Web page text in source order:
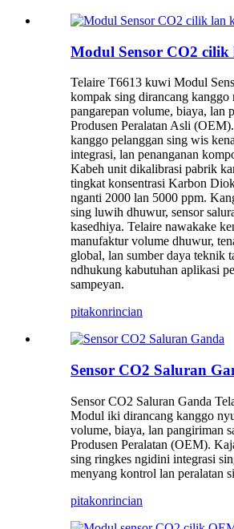
Modul Sensor CO2
Telaire T6613 kuwi Modul
kompak sing dirancang kanggo
pangarepan volume, biaya, lan
Produsen Peralatan Asli
kanggo pelanggan sing wis
integrasi, lan penanganan
Kabeh unit dikalibrasi pabrik
tingkat konsentrasi Karbon
nganti 2000 lan 5000 ppm.
sing luwih dhuwur, sensor
kasedhiya. Telaire nawakake
manufaktur volume dhuwur,
global, lan sumber daya teknik
ndhukung kabutuhan aplikasi
sampeyan.
pitakonrincian
Sensor CO2 Saluran
Sensor CO2 Saluran Ganda
Modul iki dirancang kanggo
volume, biaya, lan pangiriman
Produsen Peralatan (OEM).
sing ringkes ngidini integrasi
menyang kontrol lan peralatan
pitakonrincian